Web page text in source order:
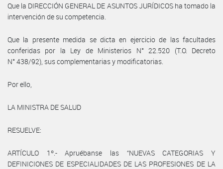
Que la DIRECCIÓN GENERAL DE ASUNTOS JURÍDICOS ha tomado la
intervención de su competencia.
Que la presente medida se dicta en ejercicio de las facultades
conferidas por la Ley de Ministerios N° 22.520 (T.O. Decreto
N° 438/92), sus complementarias y modificatorias.
Por ello,
LA MINISTRA DE SALUD
RESUELVE:
ARTÍCULO 1º.- Apruébanse las “NUEVAS CATEGORIAS Y
DEFINICIONES DE ESPECIALIDADES DE LAS PROFESIONES DE LA